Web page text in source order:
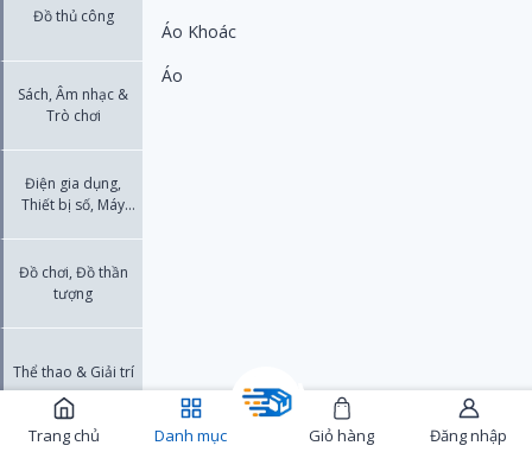
Đồ thủ công
Sách, Âm nhạc &
Trò chơi
Điện gia dụng,
Thiết bị số, Máy
Đồ chơi, Đồ thần
tượng
Thể thao & Giải trí
Áo Khoác
Áo
Trang chủ Danh mục Giỏ hàng Đăng nhập